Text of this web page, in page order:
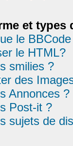
et types
le
le HTML?
smilies ?
des
Annonces ?
Post-it ?
sujets de